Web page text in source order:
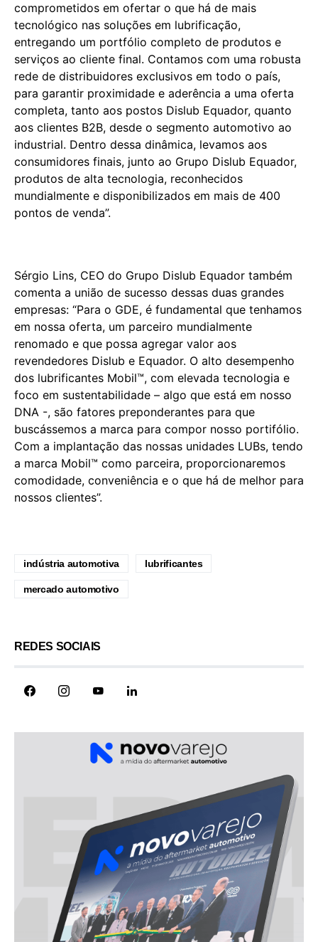
comprometidos em ofertar o que há de mais
tecnológico nas soluções em lubrificação,
entregando um portfólio completo de produtos e
serviços ao cliente final. Contamos com uma robusta
rede de distribuidores exclusivos em todo o país,
para garantir proximidade e aderência a uma oferta
completa, tanto aos postos Dislub Equador, quanto
aos clientes B2B, desde o segmento automotivo ao
industrial. Dentro dessa dinâmica, levamos aos
consumidores finais, junto ao Grupo Dislub Equador,
produtos de alta tecnologia, reconhecidos
mundialmente e disponibilizados em mais de 400
pontos de venda”.
Sérgio Lins, CEO do Grupo Dislub Equador também
comenta a união de sucesso dessas duas grandes
empresas: “Para o GDE, é fundamental que tenhamos
em nossa oferta, um parceiro mundialmente
renomado e que possa agregar valor aos
revendedores Dislub e Equador. O alto desempenho
dos lubrificantes Mobil™, com elevada tecnologia e
foco em sustentabilidade – algo que está em nosso
DNA -, são fatores preponderantes para que
buscássemos a marca para compor nosso portifólio.
Com a implantação das nossas unidades LUBs, tendo
a marca Mobil™ como parceira, proporcionaremos
comodidade, conveniência e o que há de melhor para
nossos clientes”.
indústria automotiva lubrificantes
mercado automotivo
REDES SOCIAIS